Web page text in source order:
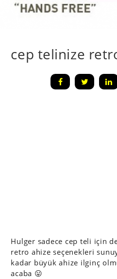
cep telinize
Hulger sadece cep teli için
retro ahize seçenekleri
kadar büyük ahize ilginç
acaba 😛